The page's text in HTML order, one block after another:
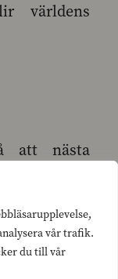
vår trafik.
du till vår
världens
att nästa